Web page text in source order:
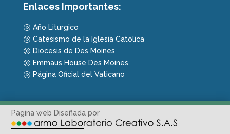
Enlaces Importantes:
A Año Liturgico
A Catesismo de la Iglesia Catolica
A Diocesis de Des Moines
A Emmaus House Des Moines
A Página Oficial del Vaticano
Página web Diseñada por